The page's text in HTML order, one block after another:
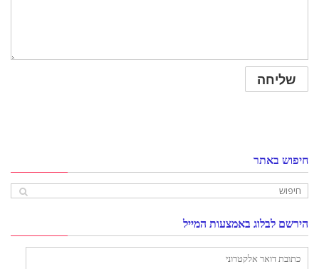
חיפוש באתר
הירשם לבלוג באמצעות המייל